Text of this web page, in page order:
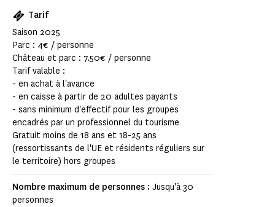
Tarif
Saison 2025
Parc : 4€ / personne
Château et parc : 7.50€ / personne
Tarif valable :
- en achat à l'avance
- en caisse à partir de 20 adultes payants
- sans minimum d'effectif pour les groupes
encadrés par un professionnel du tourisme
Gratuit moins de 18 ans et 18-25 ans
(ressortissants de l'UE et résidents réguliers sur
le territoire) hors groupes
Nombre maximum de personnes : Jusqu'à 30
personnes